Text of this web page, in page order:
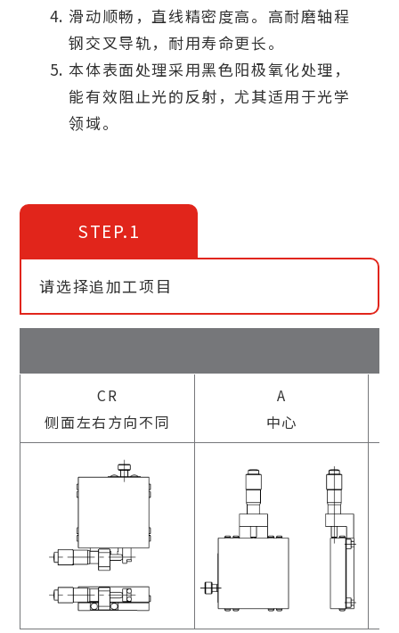
滑动顺畅，直线精密度高。高耐磨轴程
钢交叉导轨，耐用寿命更长。
本体表面处理采用黑色阳极氧化处理，
能有效阻止光的反射，尤其适用于光学
领域。
STEP.1
请选择追加工项目
CR
侧面左右方向不同
A
中心